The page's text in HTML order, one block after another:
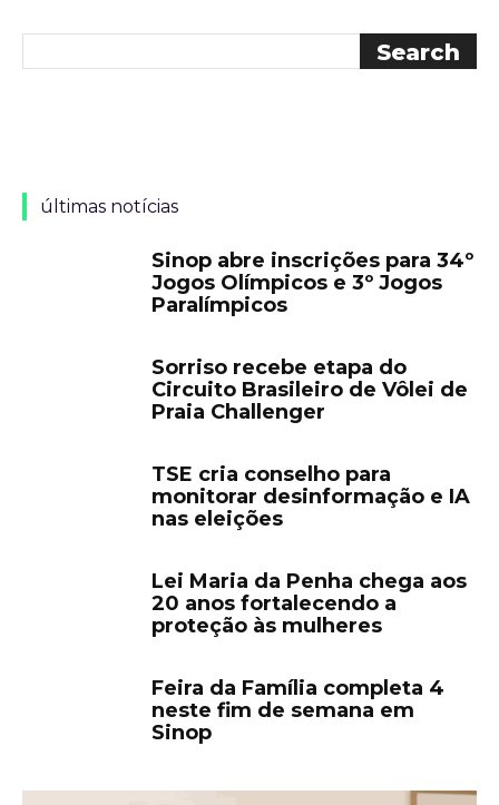
últimas notícias
Sinop abre inscrições para 34º
Jogos Olímpicos e 3º Jogos
Paralímpicos
Sorriso recebe etapa do
Circuito Brasileiro de Vôlei de
Praia Challenger
TSE cria conselho para
monitorar desinformação e IA
nas eleições
Lei Maria da Penha chega aos
20 anos fortalecendo a
proteção às mulheres
Feira da Família completa 4
neste fim de semana em
Sinop